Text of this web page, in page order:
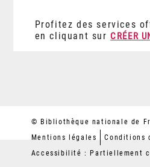
Profitez des services
en cliquant sur CRÉER
© Bibliothèque nationale de
Mentions légales
Conditions
Accessibilité : Partiellement